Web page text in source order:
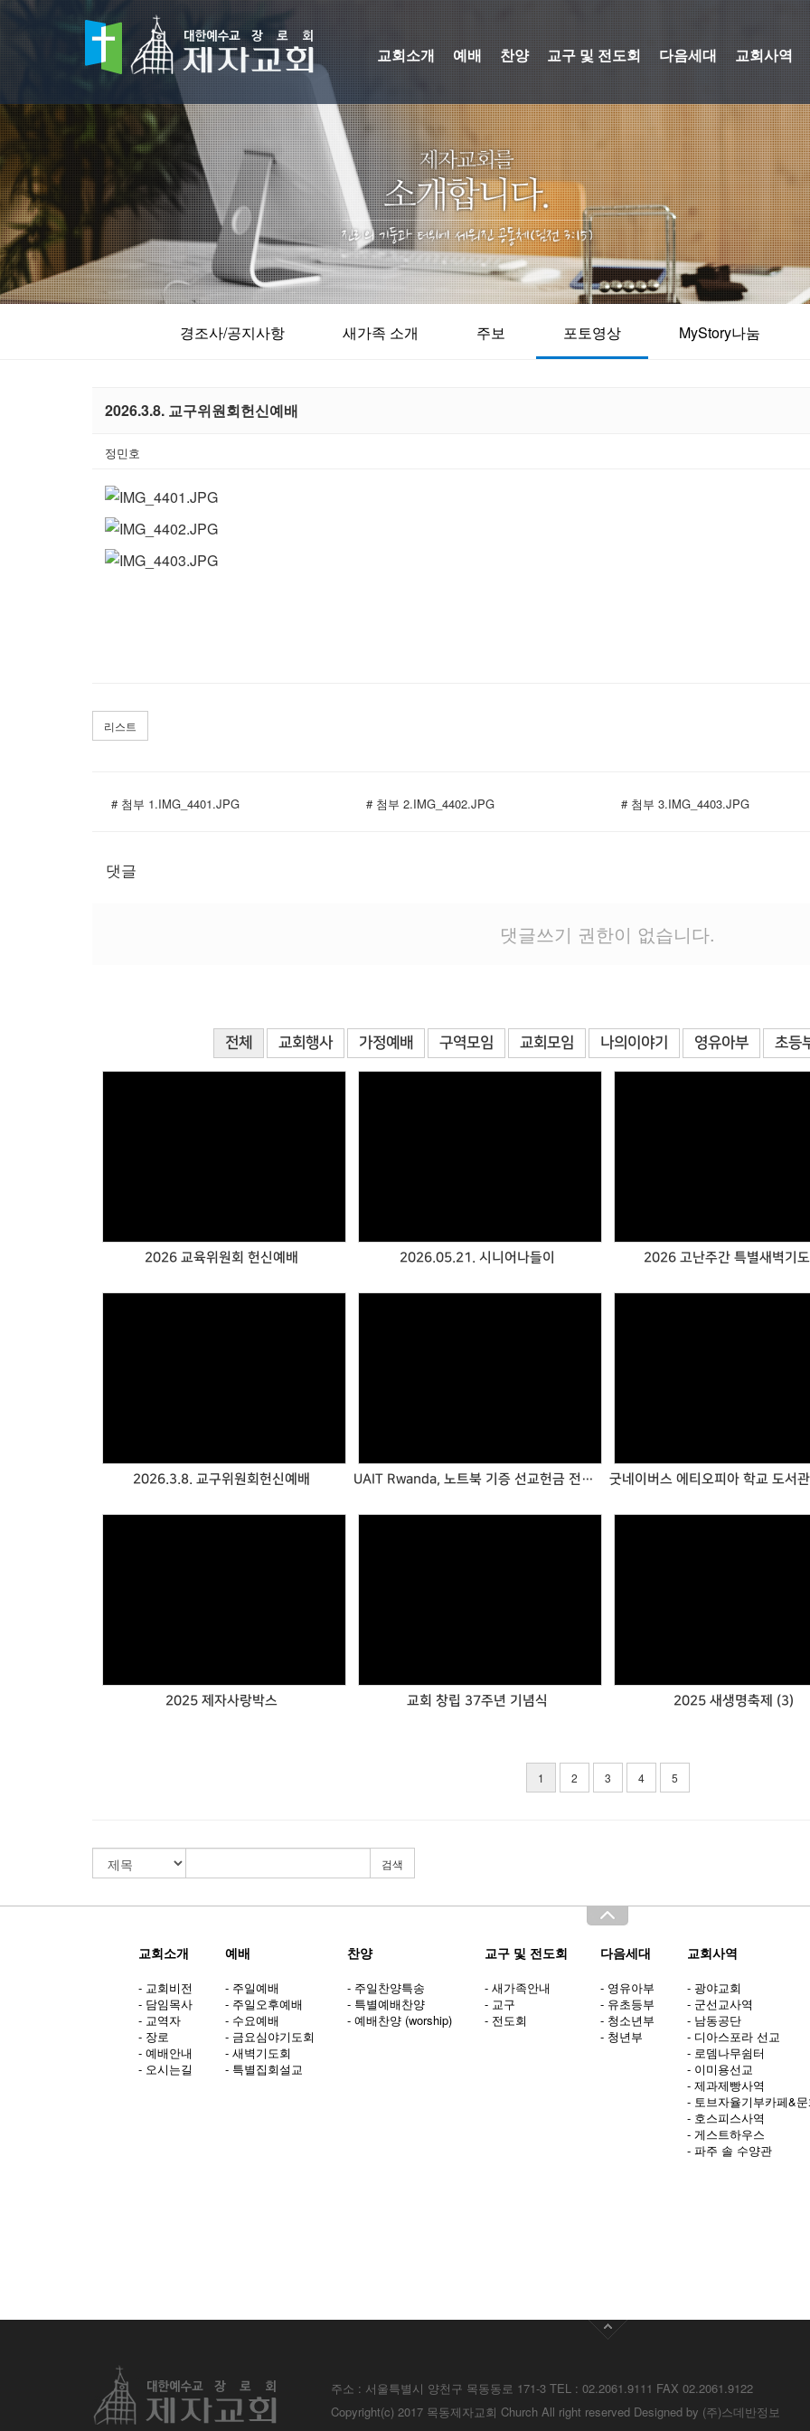
교회소개
예배 찬양 교구 및 전도회 다음세대 교회사역
경조사/공지사항 새가족 소개 주보 포토영상 MyStory나눔
2026.3.8. 교구위원회헌신예배
정민호
리스트
# 첨부 1.IMG_4401.JPG # 첨부 2.IMG_4402.JPG # 첨부 3.IMG_4403.JPG
댓글
댓글쓰기 권한이 없습니다.
전체 교회행사 가정예배 구역모임 교회모임 나의이야기 영유아부 초등
2026 교육위원회 헌신예배 2026.05.21. 시니어나들이 2026 고난주간 특별새벽기도
2026.3.8. 교구위원회헌신예배 UAIT Rwanda, 노트북 기증 선교헌금 전달식
2025 제자사랑박스 교회 창립 37주년 기념식 2025 새생명축제 (3)
1 2 3 4 5
검색
교회소개
- 교회비전
- 담임목사
- 교역자
- 장로
- 예배안내
- 오시는길
예배
- 주일예배
- 주일오후예배
- 수요예배
- 금요심야기도회
- 새벽기도회
- 특별집회설교
찬양
- 주일찬양특송
- 특별예배찬양
- 예배찬양 (worship)
교구 및 전도회
- 새가족안내
- 교구
- 전도회
다음세대
- 영유아부
- 유초등부
- 청소년부
- 청년부
교회사역
- 광야교회
- 군선교사역
- 남동공단
- 디아스포라 선교
- 로뎀나무쉼터
- 이미용선교
- 제과제빵사역
- 토브자율기부카페&
- 호스피스사역
- 게스트하우스
- 파주 솔 수양관
주소 : 서울특별시 양천구 목동동로 171-3 TEL : 02.2061.9111 FAX 02.2061.9122
Copyright(c) 2017 목동제자교회 Church All right reserved Designed by (주)스데반정보